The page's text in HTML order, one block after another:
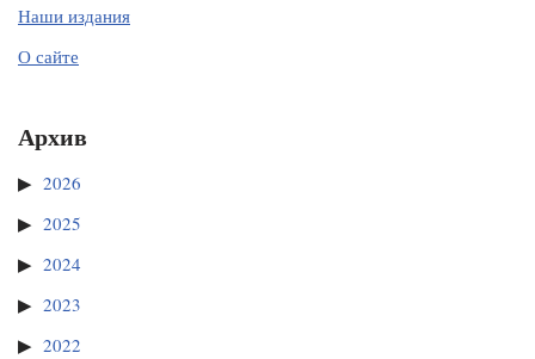
Наши издания
О сайте
Архив
2026
2025
2024
2023
2022